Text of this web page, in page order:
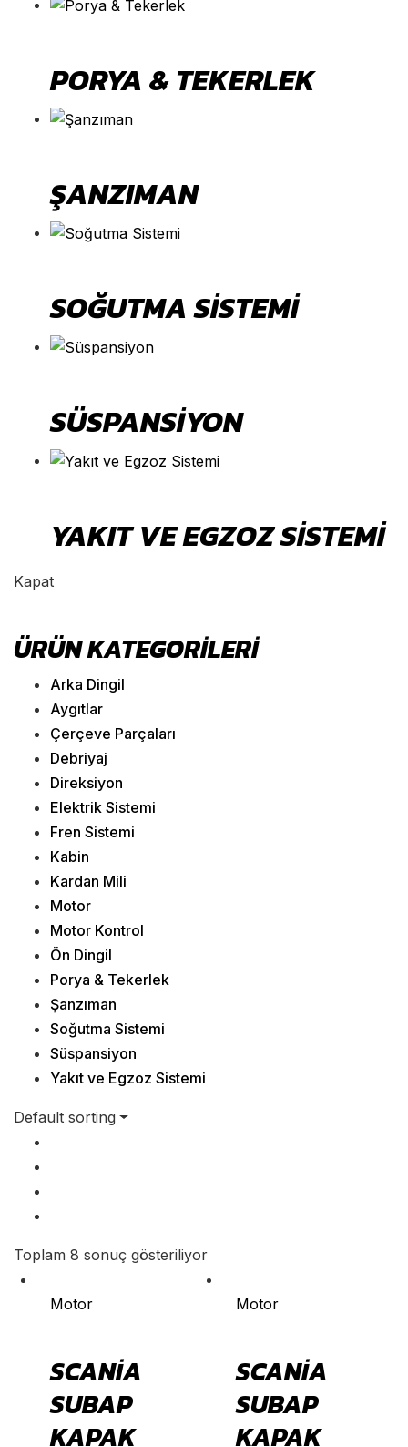
PORYA & TEKERLEK
ŞANZIMAN
SOĞUTMA SISTEMI
SÜSPANSIYON
YAKIT VE EGZOZ SISTEMI
Kapat
ÜRÜN KATEGORILERI
Arka Dingil
Aygıtlar
Çerçeve Parçaları
Debriyaj
Direksiyon
Elektrik Sistemi
Fren Sistemi
Kabin
Kardan Mili
Motor
Motor Kontrol
Ön Dingil
Porya & Tekerlek
Şanzıman
Soğutma Sistemi
Süspansiyon
Yakıt ve Egzoz Sistemi
Default sorting
Toplam 8 sonuç gösteriliyor
Motor
SCANİA
SUBAP
KAPAK
Motor
SCANİA
SUBAP
KAPAK